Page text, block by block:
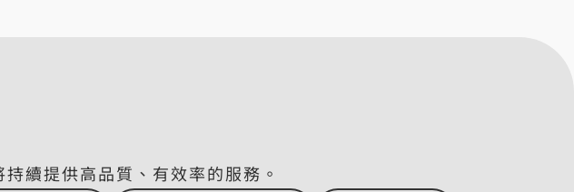
續提供高品質、有效率的服務。